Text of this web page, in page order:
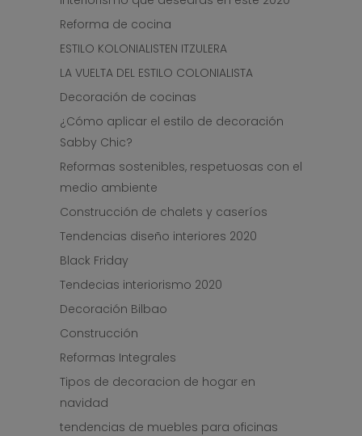
Reforma de cocina
ESTILO KOLONIALISTEN ITZULERA
LA VUELTA DEL ESTILO COLONIALISTA
Decoración de cocinas
¿Cómo aplicar el estilo de decoración
Sabby Chic?
Reformas sostenibles, respetuosas con el
medio ambiente
Construcción de chalets y caseríos
Tendencias diseño interiores 2020
Black Friday
Tendecias interiorismo 2020
Decoración Bilbao
Construcción
Reformas Integrales
Tipos de decoracion de hogar en
navidad
tendencias de muebles para oficinas